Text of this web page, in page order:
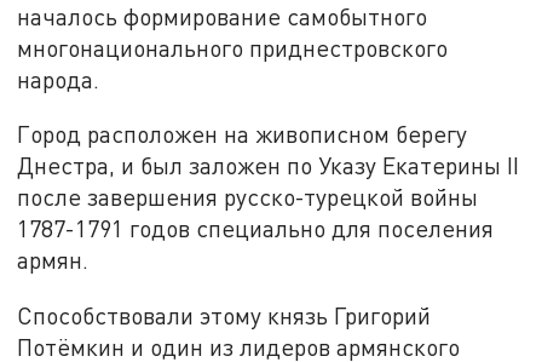
началось формирование самобытного
многонационального приднестровского
народа.
Город расположен на живописном берегу
Днестра, и был заложен по Указу Екатерины II
после завершения русско-турецкой войны
1787-1791 годов специально для поселения
армян.
Способствовали этому князь Григорий
Потёмкин и один из лидеров армянского